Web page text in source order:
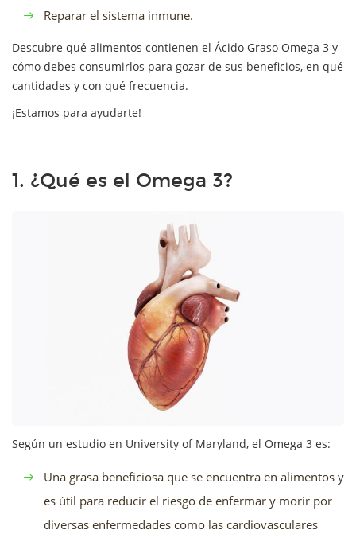
Reparar el sistema inmune.
Descubre qué alimentos contienen el Ácido Graso Omega 3 y
cómo debes consumirlos para gozar de sus beneficios, en qué
cantidades y con qué frecuencia.
¡Estamos para ayudarte!
1. ¿Qué es el Omega 3?
Según un estudio en University of Maryland, el Omega 3 es:
Una grasa beneficiosa que se encuentra en alimentos y
es útil para reducir el riesgo de enfermar y morir por
diversas enfermedades como las cardiovasculares